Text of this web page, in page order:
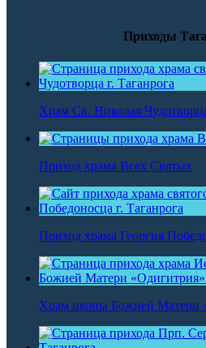
Приходы
Храм Св. Николая
Приход храма Всех Святых
Приход храма Георгия
Храм иконы Божией Матери